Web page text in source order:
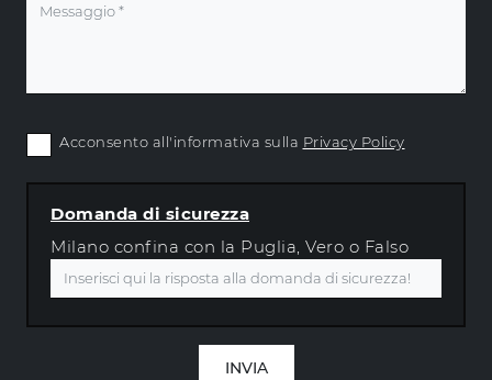
Acconsento all'informativa sulla Privacy Policy
Domanda di sicurezza
Milano confina con la Puglia, Vero o Falso
INVIA